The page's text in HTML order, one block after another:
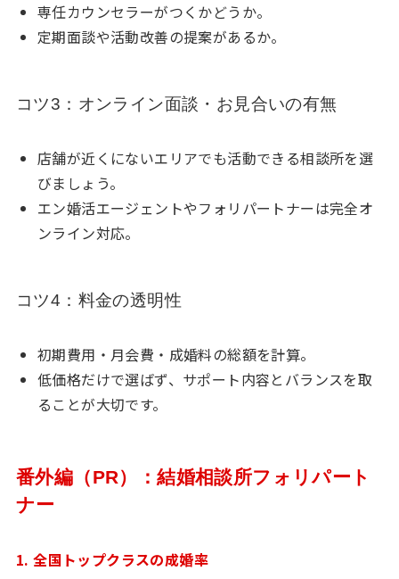
専任カウンセラーがつくかどうか。
定期面談や活動改善の提案があるか。
コツ3：オンライン面談・お見合いの有無
店舗が近くにないエリアでも活動できる相談所を選
びましょう。
エン婚活エージェントやフォリパートナーは完全オ
ンライン対応。
コツ4：料金の透明性
初期費用・月会費・成婚料の総額を計算。
低価格だけで選ばず、サポート内容とバランスを取
ることが大切です。
番外編（PR）：結婚相談所フォリパート
ナー
1. 全国トップクラスの成婚率